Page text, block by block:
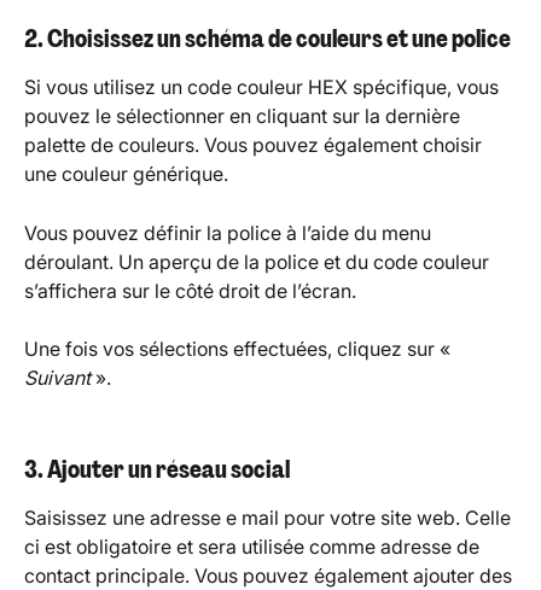
2. Choisissez un schéma de couleurs et une police
Si vous utilisez un code couleur HEX spécifique, vous
pouvez le sélectionner en cliquant sur la dernière
palette de couleurs. Vous pouvez également choisir
une couleur générique.
Vous pouvez définir la police à l’aide du menu
déroulant. Un aperçu de la police et du code couleur
s’affichera sur le côté droit de l’écran.
Une fois vos sélections effectuées, cliquez sur «
Suivant ».
3. Ajouter un réseau social
Saisissez une adresse e mail pour votre site web. Celle
ci est obligatoire et sera utilisée comme adresse de
contact principale. Vous pouvez également ajouter des